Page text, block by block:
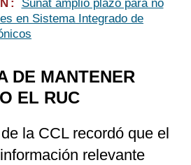
Sunat amplió plazo para no
en Sistema Integrado de
DE MANTENER
EL RUC
la CCL recordó que el
relevante